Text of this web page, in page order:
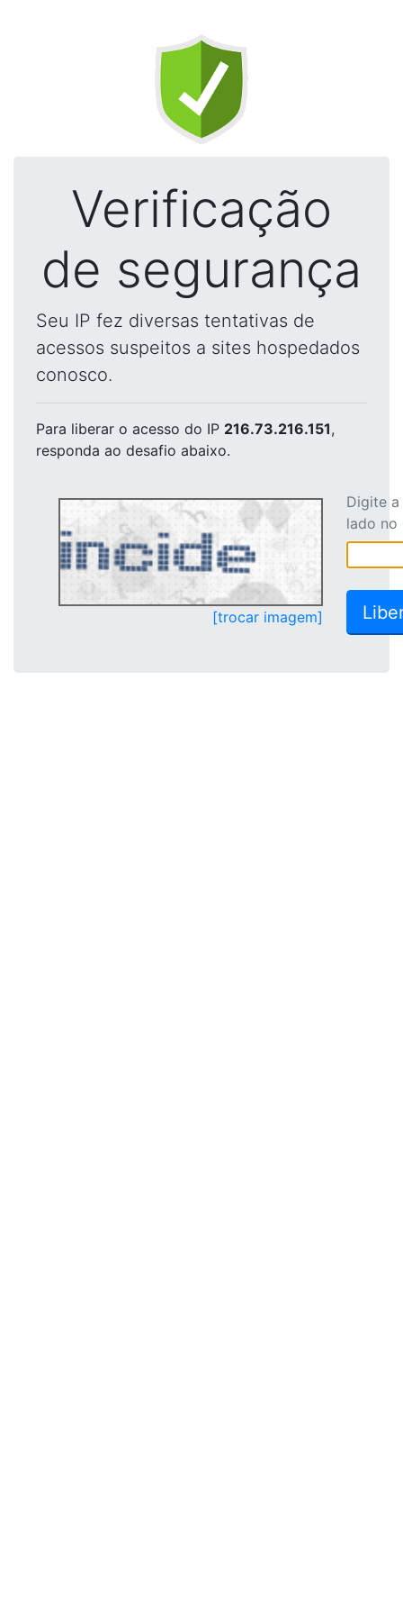
Verificação
de segurança
Seu IP fez diversas tentativas de
acessos suspeitos a sites hospedados
conosco.
Para liberar o acesso do IP 216.73.216.151,
responda ao desafio abaixo.
[trocar imagem]
Digite
lado no